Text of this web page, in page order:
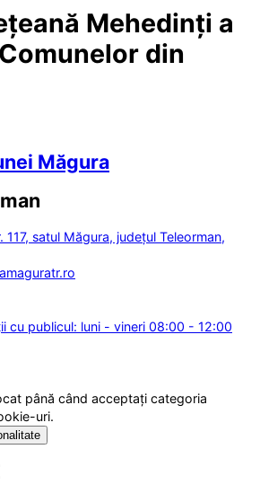
Mehedinți a
din
Măgura
117, satul Măgura, județul Teleorman,
cu publicul: luni - vineri 08:00 - 12:00
până când acceptați categoria
uri.